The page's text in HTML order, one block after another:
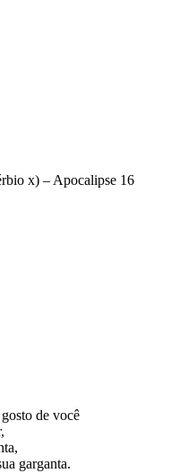
x) – Apocalipse 16
de você
garganta.